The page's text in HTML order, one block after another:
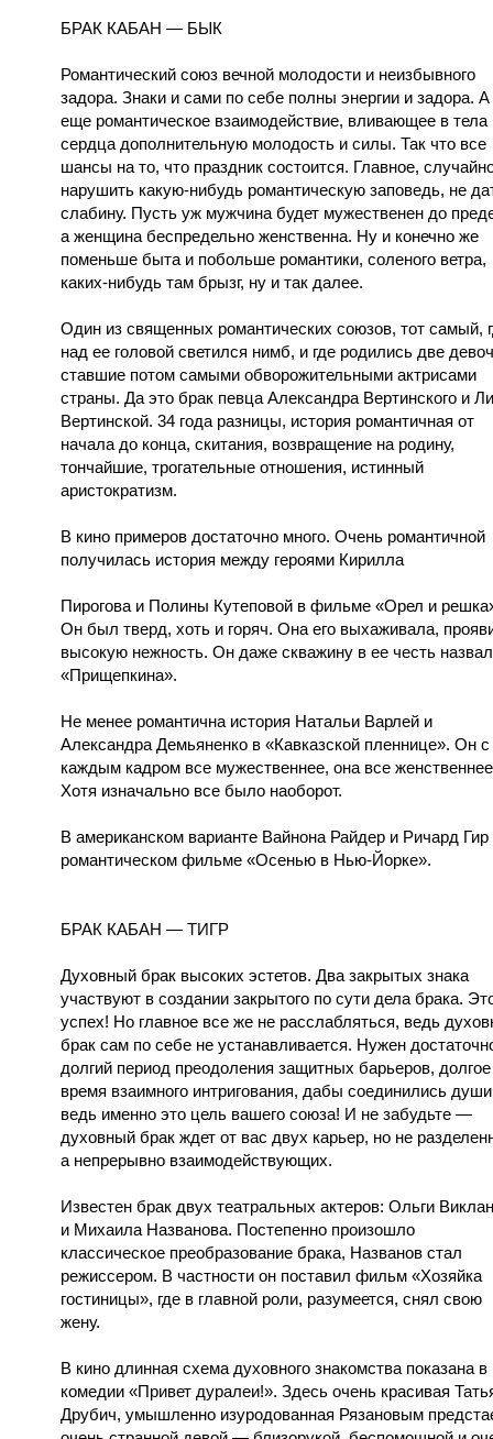
БРАК КАБАН — БЫК
Романтический союз вечной молодости и неизбывного
задора. Знаки и сами по себе полны энергии и задора. А
еще романтическое взаимодействие, вливающее в тела
сердца дополнительную молодость и силы. Так что все
шансы на то, что праздник состоится. Главное,
нарушить какую-нибудь романтическую заповедь, не
слабину. Пусть уж мужчина будет мужественен до
а женщина беспредельно женственна. Ну и конечно же
поменьше быта и побольше романтики, соленого ветра,
каких-нибудь там брызг, ну и так далее.
Один из священных романтических союзов, тот самый,
над ее головой светился нимб, и где родились две
ставшие потом самыми обворожительными актрисами
страны. Да это брак певца Александра Вертинского и
Вертинской. 34 года разницы, история романтичная от
начала до конца, скитания, возвращение на родину,
тончайшие, трогательные отношения, истинный
аристократизм.
В кино примеров достаточно много. Очень романтичной
получилась история между героями Кирилла
Пирогова и Полины Кутеповой в фильме «Орел и
Он был тверд, хоть и горяч. Она его выхаживала,
высокую нежность. Он даже скважину в ее честь
«Прищепкина».
Не менее романтична история Натальи Варлей и
Александра Демьяненко в «Кавказской пленнице». Он с
каждым кадром все мужественнее, она все
Хотя изначально все было наоборот.
В американском варианте Вайнона Райдер и Ричард Гир
романтическом фильме «Осенью в Нью-Йорке».
БРАК КАБАН — ТИГР
Духовный брак высоких эстетов. Два закрытых знака
участвуют в создании закрытого по сути дела брака.
успех! Но главное все же не расслабляться, ведь
брак сам по себе не устанавливается. Нужен
долгий период преодоления защитных барьеров, долгое
время взаимного интригования, дабы соединились
ведь именно это цель вашего союза! И не забудьте —
духовный брак ждет от вас двух карьер, но не
а непрерывно взаимодействующих.
Известен брак двух театральных актеров: Ольги
и Михаила Названова. Постепенно произошло
классическое преобразование брака, Названов стал
режиссером. В частности он поставил фильм «Хозяйка
гостиницы», где в главной роли, разумеется, снял свою
жену.
В кино длинная схема духовного знакомства показана в
комедии «Привет дуралеи!». Здесь очень красивая
Друбич, умышленно изуродованная Рязановым